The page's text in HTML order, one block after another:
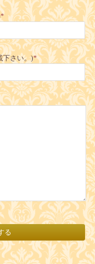
*
下さい。)*